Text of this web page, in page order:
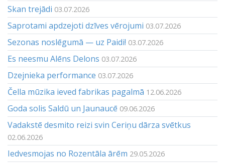
Skan trejādi 03.07.2026
Saprotami apdzejoti dzīves vērojumi 03.07.2026
Sezonas noslēgumā — uz Paidi! 03.07.2026
Es neesmu Alēns Delons 03.07.2026
Dzejnieka performance 03.07.2026
Čella mūzika ieved fabrikas pagalmā 12.06.2026
Goda solis Saldū un Jaunaucē 09.06.2026
Vadakstē desmito reizi svin Ceriņu dārza svētkus
02.06.2026
Iedvesmojas no Rozentāla ārēm 29.05.2026